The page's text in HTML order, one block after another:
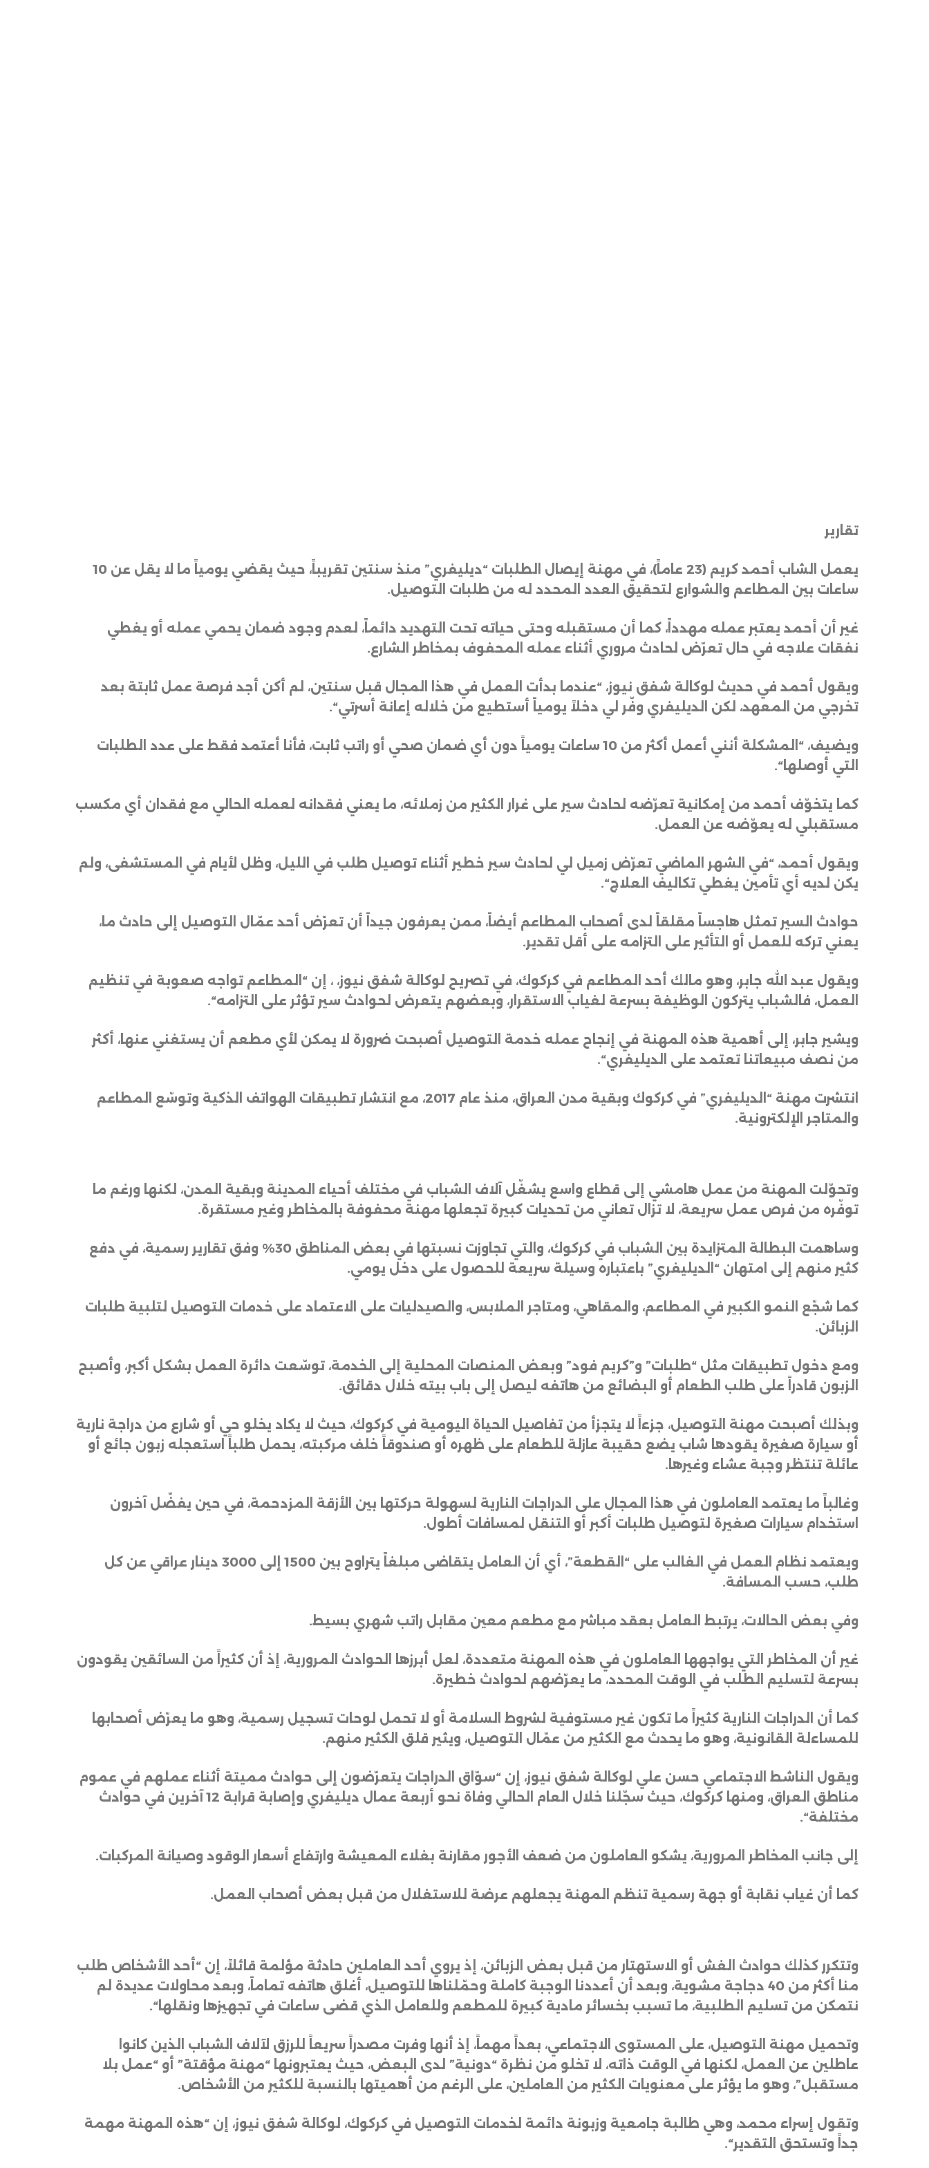
تقارير
يعمل الشاب أحمد كريم (23 عاماً)، في مهنة إيصال الطلبات “ديليفري” منذ سنتين تقريباً، حيث يقضي يومياً ما لا يقل عن 10
ساعات بين المطاعم والشوارع لتحقيق العدد المحدد له من طلبات التوصيل.
غير أن أحمد يعتبر عمله مهدداً، كما أن مستقبله وحتى حياته تحت التهديد دائماً، لعدم وجود ضمان يحمي عمله أو يغطي
نفقات علاجه في حال تعرّض لحادث مروري أثناء عمله المحفوف بمخاطر الشارع.
ويقول أحمد في حديث لوكالة شفق نيوز، “عندما بدأت العمل في هذا المجال قبل سنتين، لم أكن أجد فرصة عمل ثابتة بعد
تخرجي من المعهد، لكن الديليفري وفّر لي دخلاً يومياً أستطيع من خلاله إعانة أسرتي“.
ويضيف، “المشكلة أنني أعمل أكثر من 10 ساعات يومياً دون أي ضمان صحي أو راتب ثابت، فأنا أعتمد فقط على عدد الطلبات
التي أوصلها“.
كما يتخوّف أحمد من إمكانية تعرّضه لحادث سير على غرار الكثير من زملائه، ما يعني فقدانه لعمله الحالي مع فقدان أي مكسب
مستقبلي له يعوّضه عن العمل.
ويقول أحمد، “في الشهر الماضي تعرّض زميل لي لحادث سير خطير أثناء توصيل طلب في الليل، وظل لأيام في المستشفى، ولم
يكن لديه أي تأمين يغطي تكاليف العلاج“.
حوادث السير تمثل هاجساً مقلقاً لدى أصحاب المطاعم أيضاً، ممن يعرفون جيداً أن تعرّض أحد عمّال التوصيل إلى حادث ما،
يعني تركه للعمل أو التأثير على التزامه على أقل تقدير.
ويقول عبد الله جابر، وهو مالك أحد المطاعم في كركوك، في تصريح لوكالة شفق نيوز، ، إن “المطاعم تواجه صعوبة في تنظيم
العمل، فالشباب يتركون الوظيفة بسرعة لغياب الاستقرار، وبعضهم يتعرض لحوادث سير تؤثر على التزامه“.
ويشير جابر، إلى أهمية هذه المهنة في إنجاح عمله خدمة التوصيل أصبحت ضرورة لا يمكن لأي مطعم أن يستغني عنها، أكثر
من نصف مبيعاتنا تعتمد على الديليفري“.
انتشرت مهنة “الديليفري” في كركوك وبقية مدن العراق، منذ عام 2017، مع انتشار تطبيقات الهواتف الذكية وتوسّع المطاعم
والمتاجر الإلكترونية.
وتحوّلت المهنة من عمل هامشي إلى قطاع واسع يشغّل آلاف الشباب في مختلف أحياء المدينة وبقية المدن، لكنها ورغم ما
توفّره من فرص عمل سريعة، لا تزال تعاني من تحديات كبيرة تجعلها مهنة محفوفة بالمخاطر وغير مستقرة.
وساهمت البطالة المتزايدة بين الشباب في كركوك، والتي تجاوزت نسبتها في بعض المناطق 30% وفق تقارير رسمية، في دفع
كثير منهم إلى امتهان “الديليفري” باعتباره وسيلة سريعة للحصول على دخل يومي.
كما شجّع النمو الكبير في المطاعم، والمقاهي، ومتاجر الملابس، والصيدليات على الاعتماد على خدمات التوصيل لتلبية طلبات
الزبائن.
ومع دخول تطبيقات مثل “طلبات” و”كريم فود” وبعض المنصات المحلية إلى الخدمة، توسّعت دائرة العمل بشكل أكبر، وأصبح
الزبون قادراً على طلب الطعام أو البضائع من هاتفه ليصل إلى باب بيته خلال دقائق.
وبذلك أصبحت مهنة التوصيل، جزءاً لا يتجزأ من تفاصيل الحياة اليومية في كركوك، حيث لا يكاد يخلو حي أو شارع من دراجة نارية
أو سيارة صغيرة يقودها شاب يضع حقيبة عازلة للطعام على ظهره أو صندوقاً خلف مركبته، يحمل طلباً استعجله زبون جائع أو
عائلة تنتظر وجبة عشاء وغيرها.
وغالباً ما يعتمد العاملون في هذا المجال على الدراجات النارية لسهولة حركتها بين الأزقة المزدحمة، في حين يفضّل آخرون
استخدام سيارات صغيرة لتوصيل طلبات أكبر أو التنقل لمسافات أطول.
ويعتمد نظام العمل في الغالب على “القطعة”، أي أن العامل يتقاضى مبلغاً يتراوح بين 1500 إلى 3000 دينار عراقي عن كل
طلب، حسب المسافة.
وفي بعض الحالات، يرتبط العامل بعقد مباشر مع مطعم معين مقابل راتب شهري بسيط.
غير أن المخاطر التي يواجهها العاملون في هذه المهنة متعددة، لعل أبرزها الحوادث المرورية، إذ أن كثيراً من السائقين يقودون
بسرعة لتسليم الطلب في الوقت المحدد، ما يعرّضهم لحوادث خطيرة.
كما أن الدراجات النارية كثيراً ما تكون غير مستوفية لشروط السلامة أو لا تحمل لوحات تسجيل رسمية، وهو ما يعرّض أصحابها
للمساءلة القانونية، وهو ما يحدث مع الكثير من عمّال التوصيل، ويثير قلق الكثير منهم.
ويقول الناشط الاجتماعي حسن علي لوكالة شفق نيوز، إن “سوّاق الدراجات يتعرّضون إلى حوادث مميتة أثناء عملهم في عموم
مناطق العراق، ومنها كركوك، حيث سجّلنا خلال العام الحالي وفاة نحو أربعة عمال ديليفري وإصابة قرابة 12 آخرين في حوادث
مختلفة“.
إلى جانب المخاطر المرورية، يشكو العاملون من ضعف الأجور مقارنة بغلاء المعيشة وارتفاع أسعار الوقود وصيانة المركبات.
كما أن غياب نقابة أو جهة رسمية تنظم المهنة يجعلهم عرضة للاستغلال من قبل بعض أصحاب العمل.
وتتكرر كذلك حوادث الغش أو الاستهتار من قبل بعض الزبائن، إذ يروي أحد العاملين حادثة مؤلمة قائلاً، إن “أحد الأشخاص طلب
منا أكثر من 40 دجاجة مشوية، وبعد أن أعددنا الوجبة كاملة وحمّلناها للتوصيل، أغلق هاتفه تماماً، وبعد محاولات عديدة لم
نتمكن من تسليم الطلبية، ما تسبب بخسائر مادية كبيرة للمطعم وللعامل الذي قضى ساعات في تجهيزها ونقلها“.
وتحميل مهنة التوصيل، على المستوى الاجتماعي، بعداً مهماً، إذ أنها وفرت مصدراً سريعاً للرزق لآلاف الشباب الذين كانوا
عاطلين عن العمل، لكنها في الوقت ذاته، لا تخلو من نظرة “دونية” لدى البعض، حيث يعتبرونها “مهنة مؤقتة” أو “عمل بلا
مستقبل”، وهو ما يؤثر على معنويات الكثير من العاملين، على الرغم من أهميتها بالنسبة للكثير من الأشخاص.
وتقول إسراء محمد، وهي طالبة جامعية وزبونة دائمة لخدمات التوصيل في كركوك، لوكالة شفق نيوز، إن “هذه المهنة مهمة
جداً وتستحق التقدير“.